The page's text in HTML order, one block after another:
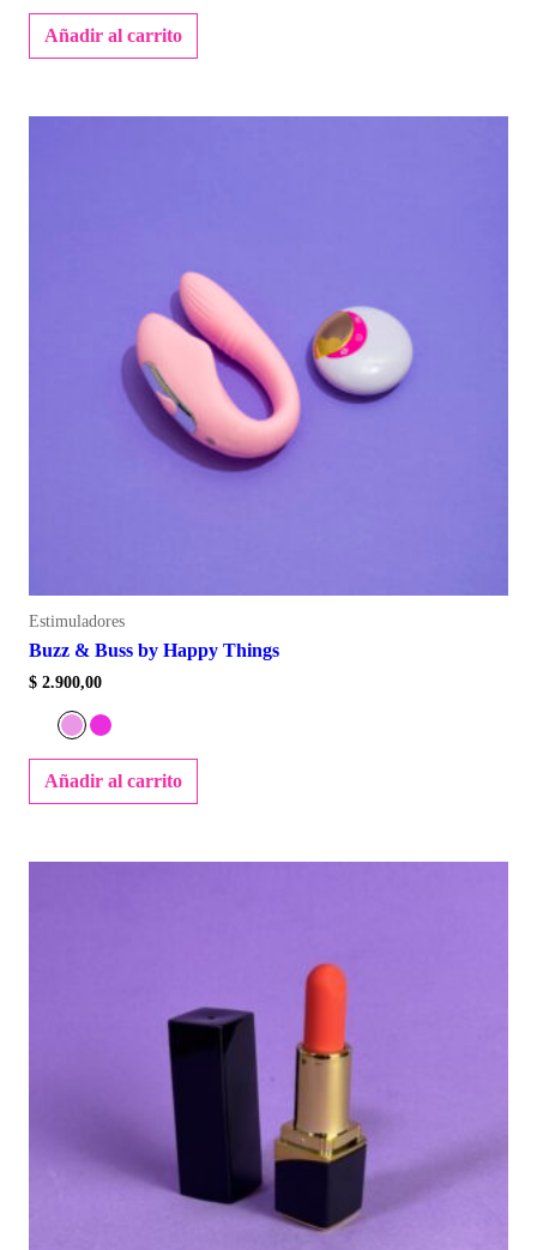
Añadir al carrito
Estimuladores
Buzz & Buss by Happy Things
$ 2.900,00
Añadir al carrito